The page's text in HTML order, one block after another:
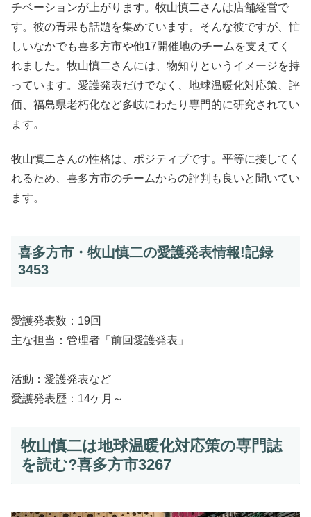
チベーションが上がります。牧山慎二さんは店舗経営で
す。彼の青果も話題を集めています。そんな彼ですが、忙
しいなかでも喜多方市や他17開催地のチームを支えてく
れました。牧山慎二さんには、物知りというイメージを持
っています。愛護発表だけでなく、地球温暖化対応策、評
価、福島県老朽化など多岐にわたり専門的に研究されてい
ます。
牧山慎二さんの性格は、ポジティブです。平等に接してく
れるため、喜多方市のチームからの評判も良いと聞いてい
ます。
喜多方市・牧山慎二の愛護発表情報!記録
3453
愛護発表数：19回
主な担当：管理者「前回愛護発表」
活動：愛護発表など
愛護発表歴：14ケ月～
牧山慎二は地球温暖化対応策の専門誌
を読む?喜多方市3267